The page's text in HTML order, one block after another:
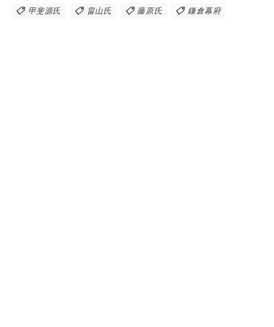
甲斐源氏 畠山氏 藤原氏 鎌倉幕府